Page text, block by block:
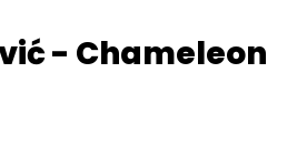
- Chameleon